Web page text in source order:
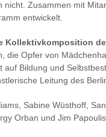
Zusammen mit
entwickelt.
Kollektivkomposition
die Opfer von
Bildung und
Leitung des
Sabine Wüsthoff,
Orban und Jim Papoulis